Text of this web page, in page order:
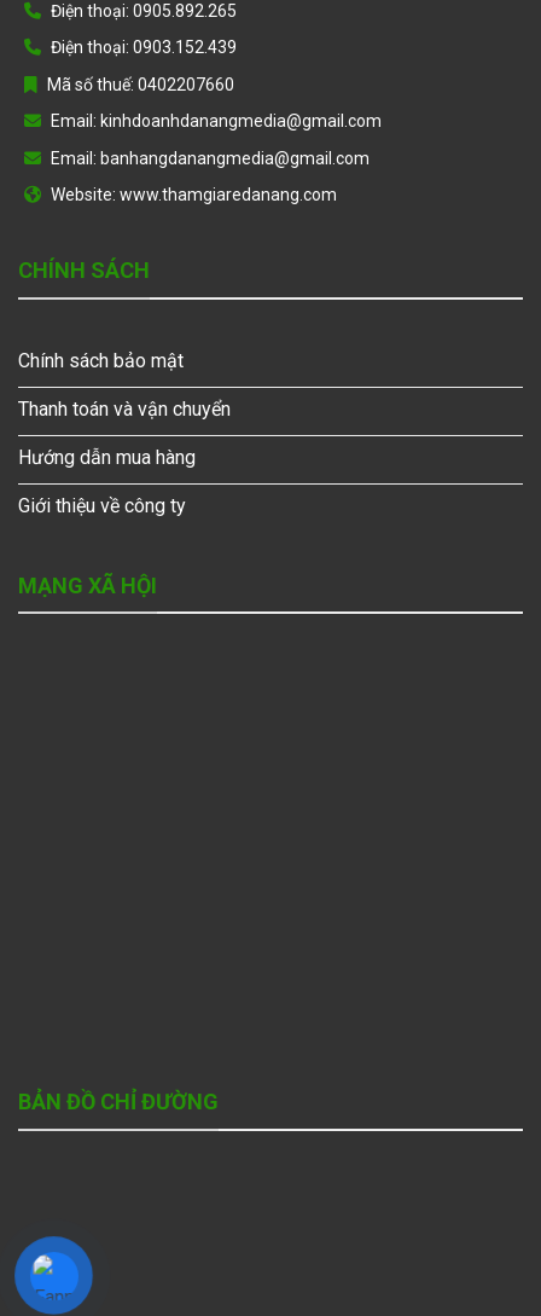
Điện thoại: 0905.892.265
Điện thoại: 0903.152.439
Mã số thuế: 0402207660
Email: kinhdoanhdanangmedia@gmail.com
Email: banhangdanangmedia@gmail.com
Website: www.thamgiaredanang.com
CHÍNH SÁCH
Chính sách bảo mật
Thanh toán và vận chuyển
Hướng dẫn mua hàng
Giới thiệu về công ty
MẠNG XÃ HỘI
BẢN ĐỒ CHỈ ĐƯỜNG